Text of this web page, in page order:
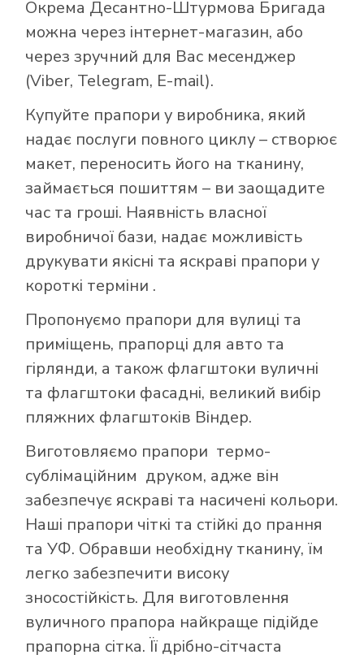
Окрема Десантно-Штурмова Бригада
можна через інтернет-магазин, або
через зручний для Вас месенджер
(Viber, Telegram, E-mail).
Купуйте прапори у виробника, який
надає послуги повного циклу – створює
макет, переносить його на тканину,
займається пошиттям – ви заощадите
час та гроші. Наявність власної
виробничої бази, надає можливість
друкувати якісні та яскраві прапори у
короткі терміни .
Пропонуємо прапори для вулиці та
приміщень, прапорці для авто та
гірлянди, а також флагштоки вуличні
та флагштоки фасадні, великий вибір
пляжних флагштоків Віндер.
Виготовляємо прапори термо-
сублімаційним друком, адже він
забезпечує яскраві та насичені кольори.
Наші прапори чіткі та стійкі до прання
та УФ. Обравши необхідну тканину, їм
легко забезпечити високу
зносостійкість. Для виготовлення
вуличного прапора найкраще підійде
прапорна сітка. Її дрібно-сітчаста